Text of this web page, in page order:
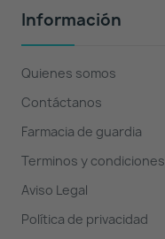
Información
Quienes somos
Contáctanos
Farmacia de guardia
Terminos y condiciones
Aviso Legal
Política de privacidad